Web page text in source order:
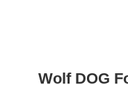
#230
Wolf DOG